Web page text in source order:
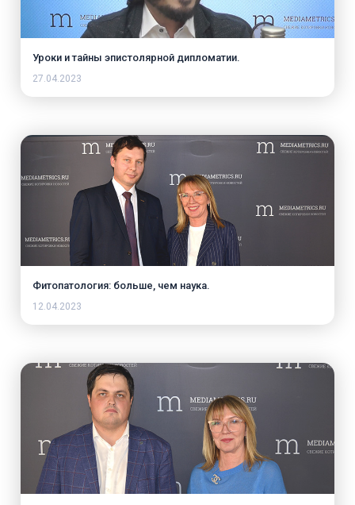
Уроки и тайны эпистолярной дипломатии.
27.04.2023
Фитопатология: больше, чем наука.
12.04.2023